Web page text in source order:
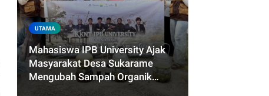
UTAMA
Mahasiswa IPB University Ajak
Masyarakat Desa Sukarame
Mengubah Sampah Organik